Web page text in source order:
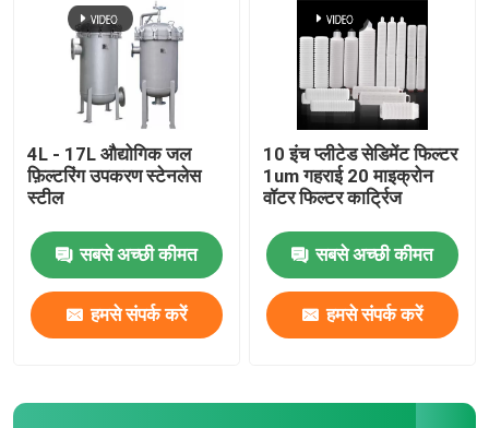
4L - 17L औद्योगिक जल
फ़िल्टरिंग उपकरण स्टेनलेस
स्टील
सबसे अच्छी कीमत
हमसे संपर्क करें
10 इंच प्लीटेड सेडिमेंट फिल्टर
1um गहराई 20 माइक्रोन
वॉटर फिल्टर कार्ट्रिज
सबसे अच्छी कीमत
हमसे संपर्क करें